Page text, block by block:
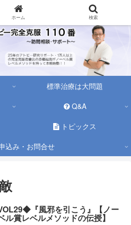
標準治療は大問題
Q&A
トピックス
込み・お問合せ
『風邪を引こう』【ノー
ル賞レベルメソッドの伝授】
ホーム 検索